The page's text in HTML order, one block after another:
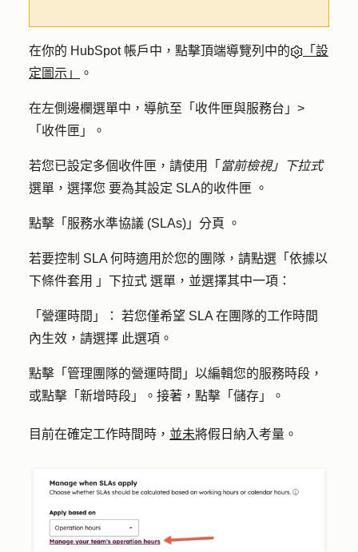
在你的 HubSpot 帳戶中，點擊頂端導覽列中的
「設
定圖示」
。
在左側邊欄選單中，導航至「 收件匣與服務台」>
「 收件匣 」。
若您已設定多個收件匣，請使用「 當前檢視」下拉式
選單，選擇您 要為其設定 SLA的收件匣 。
點擊「服務水準協議 (SLAs)」分頁 。
若要控制 SLA 何時適用於您的團隊，請點選「 依據以
下條件套用
」 下拉式 選單，並選擇其中一項：
「營運時間」： 若您僅希望 SLA 在團隊的工作時間
內生效 ，請選擇 此選項。
點擊 「管理團隊的營運時間」 以編輯您的服務時段，
或點擊 「新增時段 」。接著，點擊「 儲存 」。
目前在確定工作時間時， 並未將假日納入考量。